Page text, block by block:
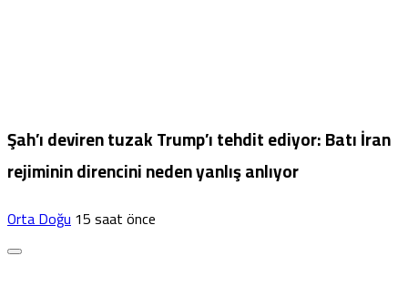
Şah’ı deviren tuzak Trump’ı tehdit ediyor: Batı İran
rejiminin direncini neden yanlış anlıyor
Orta Doğu15 saat önce